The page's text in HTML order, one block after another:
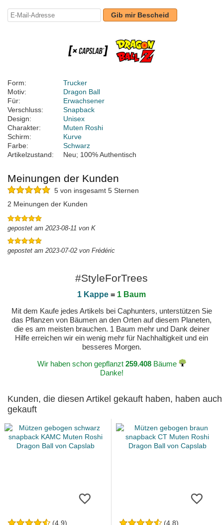
Gib mir Bescheid
Form:
Trucker
Motiv:
Dragon Ball
Für:
Erwachsener
Verschluss:
Snapback
Design:
Unisex
Charakter:
Muten Roshi
Schirm:
Kurve
Farbe:
Schwarz
Artikelzustand:
Neu; 100% Authentisch
Meinungen der Kunden
5 von insgesamt 5 Sternen
2 Meinungen der Kunden
gepostet am 2023-08-11 von K
gepostet am 2023-07-02 von Frédéric
#StyleForTrees
1 Kappe = 1 Baum
Mit dem Kaufe jedes Artikels bei Caphunters, unterstützen Sie
das Pflanzen von Bäumen an den Orten auf diesem Planeten,
die es am meisten brauchen. 1 Baum mehr und Dank deiner
Hilfe erreichen wir ein wenig mehr für Nachhaltigkeit und ein
besseres Morgen.
Wir haben schon gepflanzt 259.408Bäume
Danke!
Kunden, die diesen Artikel gekauft haben, haben auch
gekauft
(4.9) (4.8)